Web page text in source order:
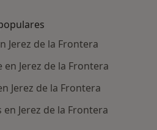
Jerez de la Frontera
Jerez de la Frontera
Jerez de la Frontera
Jerez de la Frontera